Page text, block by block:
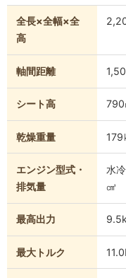
全長×全幅×全
高
軸間距離
シート高 790
乾燥重量 179
エンジン型式・
排気量
水
㎤
最高出力
最大トルク